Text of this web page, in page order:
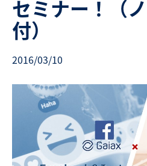
セミナー！（
付）
2016/03/10